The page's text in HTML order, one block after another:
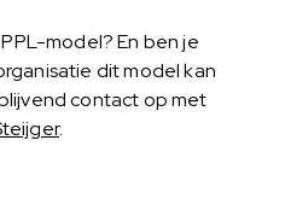
model? En ben je
dit model kan
contact op met
.